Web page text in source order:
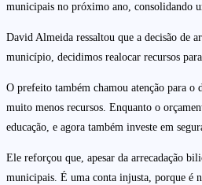
municipais no próximo ano, consolidando
David Almeida ressaltou que a decisão de
município, decidimos realocar recursos
O prefeito também chamou atenção para o
muito menos recursos. Enquanto o
educação, e agora também investe em
Ele reforçou que, apesar da arrecadação
municipais. É uma conta injusta, porque é